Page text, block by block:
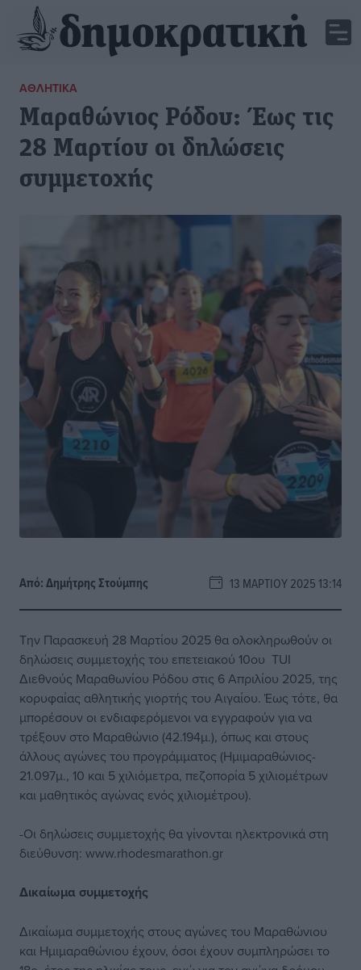
ΑΘΛΗΤΙΚΆ
Μαραθώνιος Ρόδου: Έως τις
28 Μαρτίου οι δηλώσεις
συμμετοχής
Από:Δημήτρης Στούμπης 13 ΜΑΡΤΊΟΥ 2025 13:14
Την Παρασκευή 28 Μαρτίου 2025 θα ολοκληρωθούν οι
δηλώσεις συμμετοχής του επετειακού 10ου TUI
Διεθνούς Μαραθωνίου Ρόδου στις 6 Απριλίου 2025, της
κορυφαίας αθλητικής γιορτής του Αιγαίου. Έως τότε, θα
μπορέσουν οι ενδιαφερόμενοι να εγγραφούν για να
τρέξουν στο Μαραθώνιο (42.194μ.), όπως και στους
άλλους αγώνες του προγράμματος (Ημιμαραθώνιος-
21.097μ., 10 και 5 χιλιόμετρα, πεζοπορία 5 χιλιομέτρων
και μαθητικός αγώνας ενός χιλιομέτρου).
-Οι δηλώσεις συμμετοχής θα γίνονται ηλεκτρονικά στη
διεύθυνση: www.rhodesmarathon.gr
Δικαίωμα συμμετοχής
Δικαίωμα συμμετοχής στους αγώνες του Μαραθώνιου
και Ημιμαραθώνιου έχουν, όσοι έχουν συμπληρώσει το